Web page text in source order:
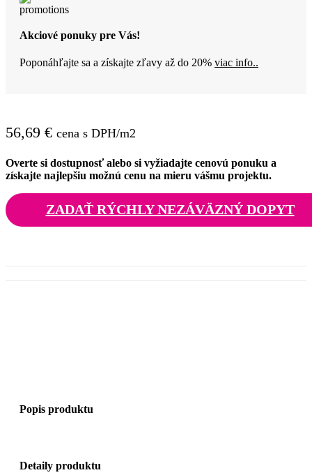
Akciové ponuky pre Vás!
Poponáhľajte sa a získajte zľavy až do 20% viac info..
56,69 € cena s DPH/m2
Overte si dostupnosť alebo si vyžiadajte cenovú ponuku a
získajte najlepšiu možnú cenu na mieru vášmu projektu.
ZADAŤ RÝCHLY NEZÁVÄZNÝ DOPYT
Popis produktu
Detaily produktu